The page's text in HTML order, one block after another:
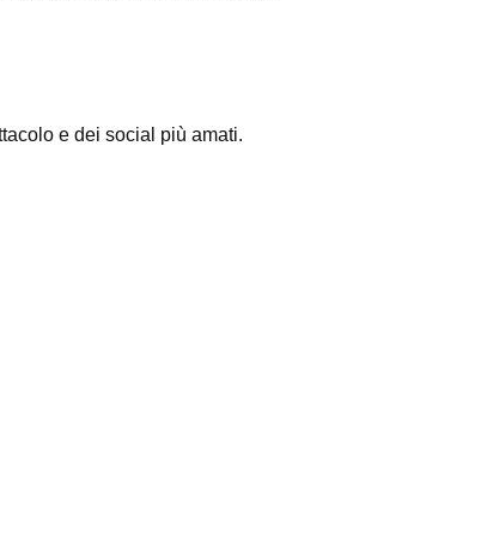
e dei social più amati.